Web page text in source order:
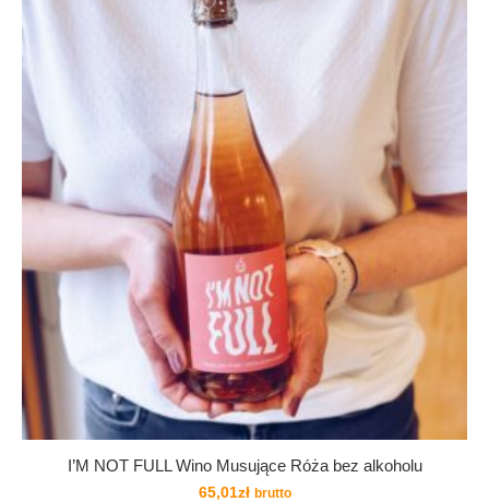
I’M NOT FULL Wino Musujące Róża bez alkoholu
65,01zł brutto